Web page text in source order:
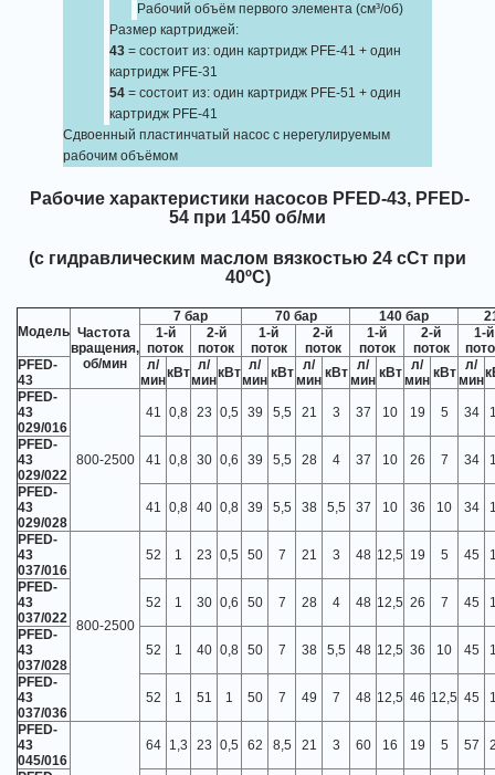
Рабочий объём первого элемента (см³/об)
Размер картриджей:
43 = состоит из: один картридж PFE-41 + один
картридж PFE-31
54 = состоит из: один картридж PFE-51 + один
картридж PFE-41
Сдвоенный пластинчатый насос с нерегулируемым
рабочим объёмом
Рабочие характеристики насосов PFED-43, PFED-
54 при 1450 об/ми
(с гидравлическим маслом вязкостью 24 сСт при
40ºС)
Модель Частота
вращения,
об/мин
7 бар 70 бар 140 бар
1-й
поток
2-й
поток
1-й
поток
2-й
поток
1-й
поток
2-й
поток
1-й
PFED-
43
л/
минкВт л/
минкВт л/
мин кВт
л/
мин кВт
л/
мин кВт
л/
мин кВт
л/
мин
PFED-
43
029/016
800-2500
41 0,8 23 0,5 39 5,5 21 3 37 10 19 5 34
PFED-
43
029/022
41 0,8 30 0,6 39 5,5 28 4 37 10 26 7 34
PFED-
43
029/028
41 0,8 40 0,8 39 5,5 38 5,5 37 10 36 10 34
PFED-
43
037/016
800-2500
52 1 23 0,5 50 7 21 3 48 12,5 19 5 45
PFED-
43
037/022
52 1 30 0,6 50 7 28 4 48 12,5 26 7 45
PFED-
43
037/028
52 1 40 0,8 50 7 38 5,5 48 12,5 36 10 45
PFED-
43
037/036
52 1 51 1 50 7 49 7 48 12,5 46 12,5 45
PFED-
43
045/016
64 1,3 23 0,5 62 8,5 21 3 60 16 19 5 57